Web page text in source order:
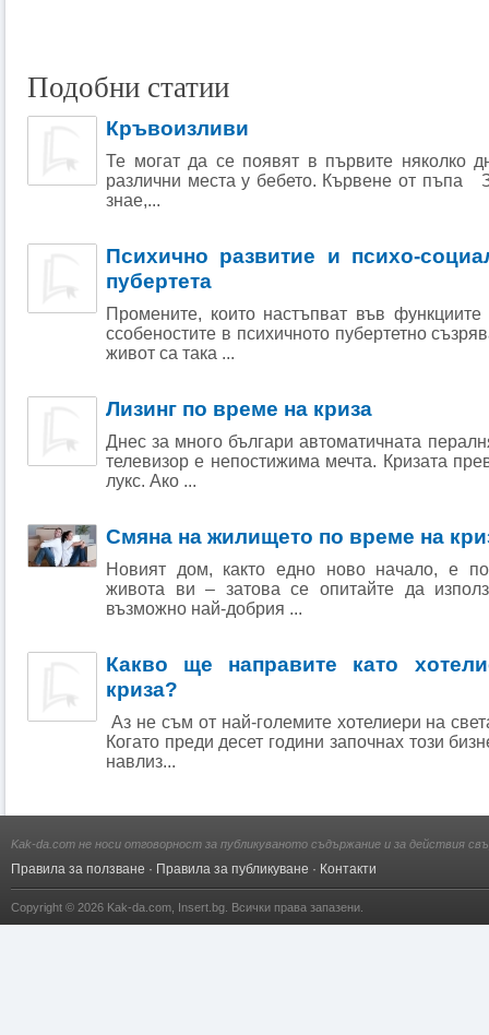
Подобни статии
Кръвоизливи
Те могат да се появят в първите няколко
различни места у бебето. Кървене от пъпа
знае,...
Психично развитие и психо-
пубертета
Промените, които настъпват във
ссобеностите в психичното пубертетно
живот са така ...
Лизинг по време на криза
Днес за много българи автоматичната
телевизор е непостижима мечта. Кризата
лукс. Ако ...
Смяна на жилището по време на
Новият дом, както едно ново начало, е
живота ви – затова се опитайте да
възможно най-добрия ...
Какво ще направите като
криза?
Аз не съм от най-големите хотелиери на
Когато преди десет години започнах този
навлиз...
Kak-da.com не носи отговорност за публикуваното съдържание и за действия
Правила за ползване · Правила за публикуване · Контакти
Copyright © 2026 Kak-da.com Insert.bg . Всички права запазени.